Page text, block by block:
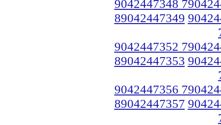
9042447348
89042447349
9042447352
89042447353
9042447356
89042447357